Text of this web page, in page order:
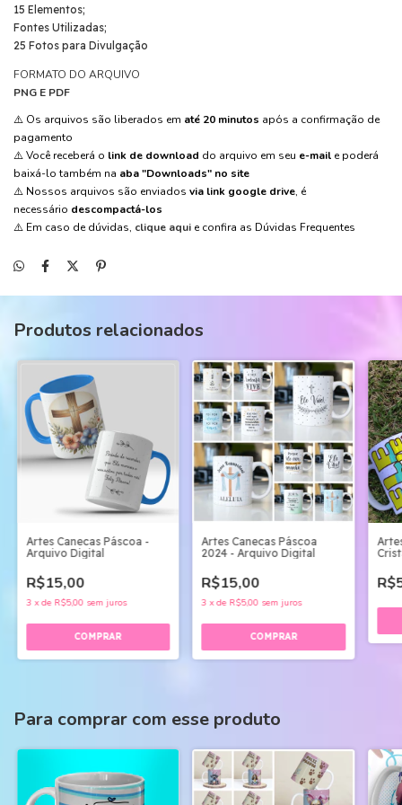
15 Elementos;
Fontes Utilizadas;
25 Fotos para Divulgação
FORMATO DO ARQUIVO
PNG E PDF
⚠️ Os arquivos são liberados em até 20 minutos após a confirmação de
pagamento
⚠️ Você receberá o link de download do arquivo em seu e-mail e poderá
baixá-lo também na aba "Downloads" no site
⚠️ Nossos arquivos são enviados via link google drive, é
necessário descompactá-los
⚠️ Em caso de dúvidas, clique aqui e confira as Dúvidas Frequentes
Produtos relacionados
Artes Canecas Páscoa -
Arquivo Digital
R$15,00
3 xde R$5,00 sem juros
Artes Canecas Páscoa
2024 - Arquivo Digital
R$15,00
3 xde R$5,00 sem juros
Para comprar com esse produto